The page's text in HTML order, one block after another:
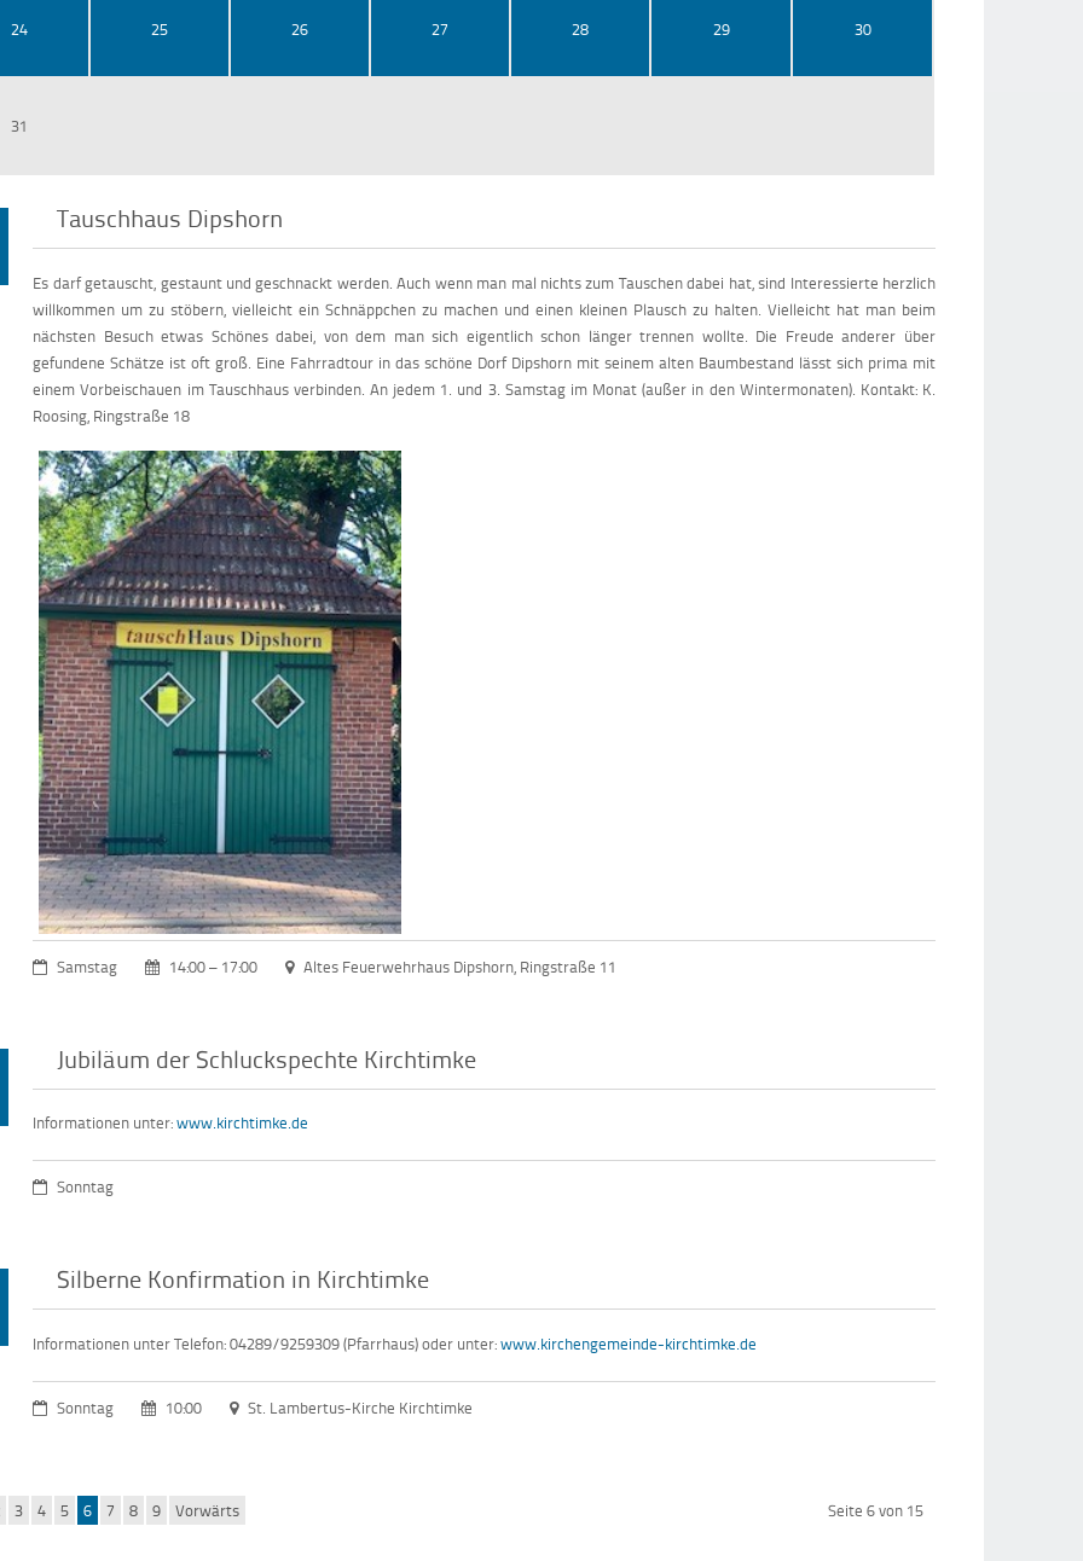
24 25 26 27 28 29 30
31
Tauschhaus Dipshorn
Es darf getauscht, gestaunt und geschnackt werden. Auch wenn man mal nichts zum Tauschen dabei hat, sind Interessierte herzlich
willkommen um zu stöbern, vielleicht ein Schnäppchen zu machen und einen kleinen Plausch zu halten. Vielleicht hat man beim
nächsten Besuch etwas Schönes dabei, von dem man sich eigentlich schon länger trennen wollte. Die Freude anderer über
gefundene Schätze ist oft groß. Eine Fahrradtour in das schöne Dorf Dipshorn mit seinem alten Baumbestand lässt sich prima mit
einem Vorbeischauen im Tauschhaus verbinden. An jedem 1. und 3. Samstag im Monat (außer in den Wintermonaten). Kontakt: K.
Roosing, Ringstraße 18
Samstag 14:00 – 17:00 Altes Feuerwehrhaus Dipshorn, Ringstraße 11
Jubiläum der Schluckspechte Kirchtimke
Informationen unter:www.kirchtimke.de
Sonntag
Silberne Konfirmation in Kirchtimke
Informationen unter Telefon: 04289/9259309 (Pfarrhaus) oder unter:www.kirchengemeinde-kirchtimke.de
Sonntag 10:00 St. Lambertus-Kirche Kirchtimke
Seite 6 von 15
3 4 5 6 7 8 9 Vorwärts